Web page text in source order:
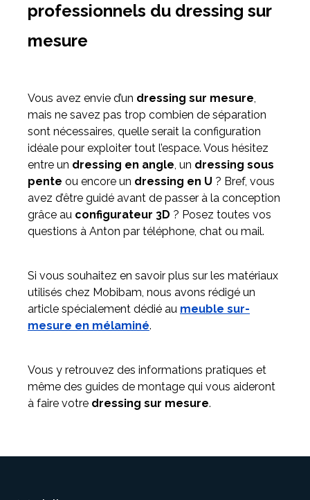
professionnels du dressing sur
mesure
Vous avez envie d’un dressing sur mesure,
mais ne savez pas trop combien de séparation
sont nécessaires, quelle serait la configuration
idéale pour exploiter tout l’espace. Vous hésitez
entre un dressing en angle, un dressing sous
pente ou encore un dressing en U ? Bref, vous
avez d’être guidé avant de passer à la conception
grâce au configurateur 3D ? Posez toutes vos
questions à Anton par téléphone, chat ou mail.
Si vous souhaitez en savoir plus sur les matériaux
utilisés chez Mobibam, nous avons rédigé un
article spécialement dédié au meuble sur-
mesure en mélaminé.
Vous y retrouvez des informations pratiques et
même des guides de montage qui vous aideront
à faire votre dressing sur mesure.